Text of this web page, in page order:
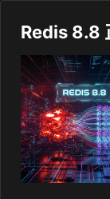
Redis 8.8